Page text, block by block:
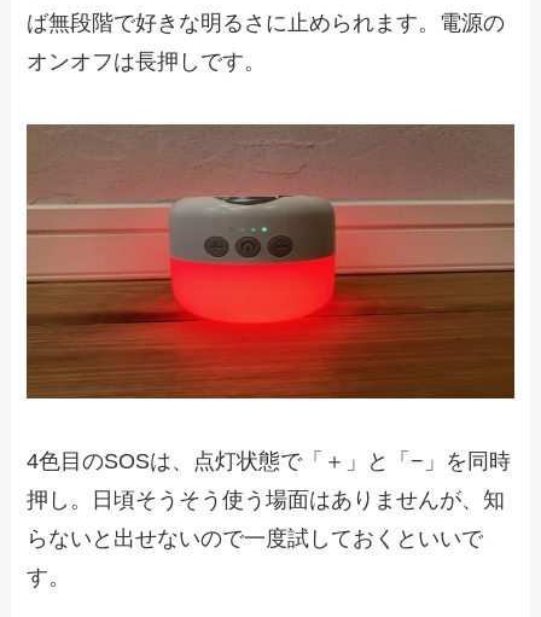
ば無段階で好きな明るさに止められます。電源の
オンオフは長押しです。
4色目のSOSは、点灯状態で「＋」と「−」を同時
押し。日頃そうそう使う場面はありませんが、知
らないと出せないので一度試しておくといいで
す。